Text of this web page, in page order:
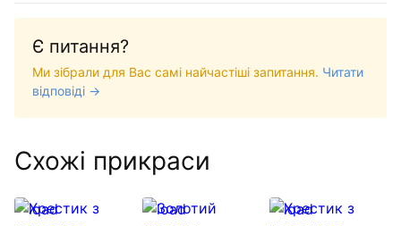
Є питання?
Ми зібрали для Вас самі найчастіші запитання. Читати
відповіді →
Схожі прикраси